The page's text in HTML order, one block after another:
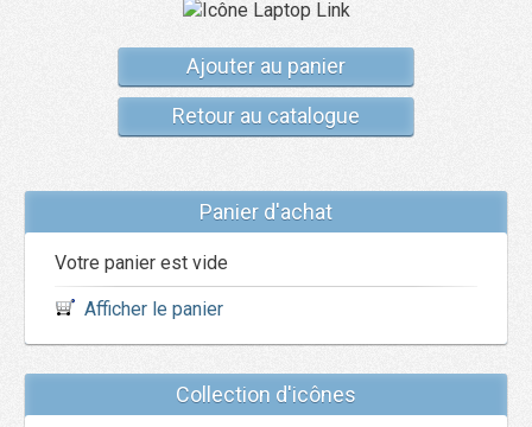
Ajouter au panier
Retour au catalogue
Panier d'achat
Votre panier est vide
Afficher le panier
Collection d'icônes